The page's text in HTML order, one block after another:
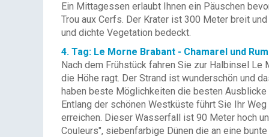
Ein Mittagessen erlaubt Ihnen ein Päuschen
Trou aux Cerfs. Der Krater ist 300 Meter breit
und dichte Vegetation bedeckt.
4. Tag: Le Morne Brabant - Chamarel und
Nach dem Frühstück fahren Sie zur Halbinsel
die Höhe ragt. Der Strand ist wunderschön und
haben beste Möglichkeiten die besten Ausblicke
Entlang der schönen Westküste führt Sie Ihr
erreichen. Dieser Wasserfall ist 90 Meter hoch
Couleurs", siebenfarbige Dünen die an eine